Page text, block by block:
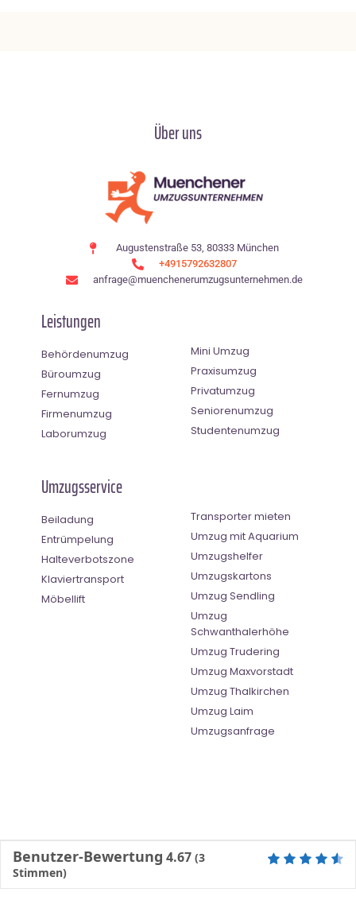
Über uns
Augustenstraße 53, 80333 München
+4915792632807
anfrage@muenchenerumzugsunternehmen.de
Leistungen
Behördenumzug
Büroumzug
Fernumzug
Firmenumzug
Laborumzug
Mini Umzug
Praxisumzug
Privatumzug
Seniorenumzug
Studentenumzug
Umzugsservice
Beiladung
Entrümpelung
Halteverbotszone
Klaviertransport
Möbellift
Transporter mieten
Umzug mit Aquarium
Umzugshelfer
Umzugskartons
Umzug Sendling
Umzug
Schwanthalerhöhe
Umzug Trudering
Umzug Maxvorstadt
Umzug Thalkirchen
Umzug Laim
Umzugsanfrage
Benutzer-Bewertung 4.67 (3
Stimmen)